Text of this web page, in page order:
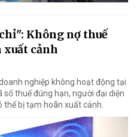
Không nợ thuế
xuất cảnh
nghiệp không hoạt động tại
thuế đúng hạn, người đại diện
thể bị tạm hoãn xuất cảnh.